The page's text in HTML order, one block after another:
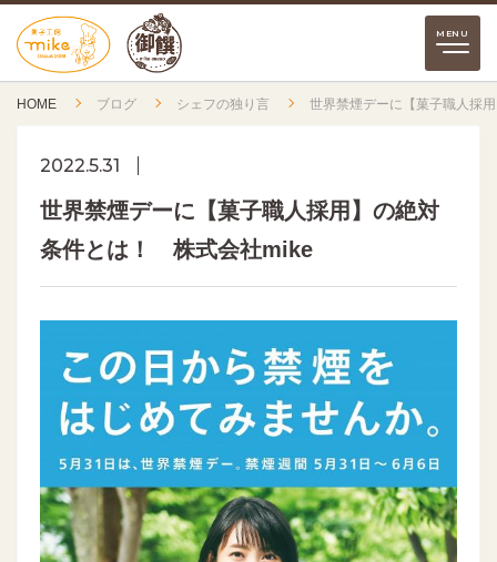
HOME ブログ シェフの独り言 世界禁煙デーに【菓子職人採
2022.5.31
世界禁煙デーに【菓子職人採用】の絶対
条件とは！ 株式会社mike